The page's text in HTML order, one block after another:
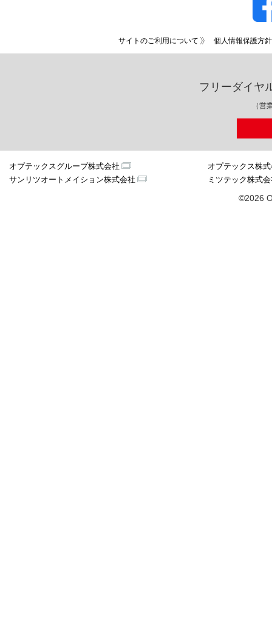
サイトのご利用について 個人情報保護方針
フリーダイヤ
（営
オプテックスグループ株式会社
オプテックス株
サンリツオートメイション株式会社
ミツテック株式
©2026